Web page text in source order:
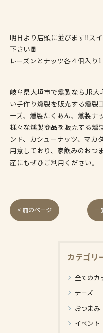
明日より店頭に並びます‼️ス
下さい🍫
レーズンとナッツ各４個入り
岐阜県大垣市で燻製ならJR
い手作り燻製を販売する燻製
ーズ、燻製たくあん、燻製ナ
様々な燻製商品を販売する燻
ンド、カシューナッツ、マカ
用意しており、家飲みのおつ
産にもぜひご利用ください。
< 前のページ 一
カテゴリ
全てのカ
チーズ
おつまみ
イベント